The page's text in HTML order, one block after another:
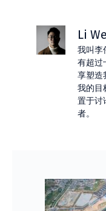
Li
我叫李
有超过
享塑造
我的目
置于讨
者。